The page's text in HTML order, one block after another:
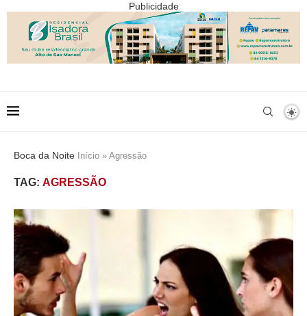
Publicidade
Boca da Noite Início » Agressão
TAG: AGRESSÃO